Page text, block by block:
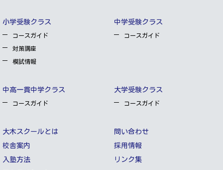
小学受験クラス
コースガイド
対策講座
模試情報
中学受験クラス
コースガイド
中高一貫中学クラス
コースガイド
大学受験クラス
コースガイド
大木スクールとは
校舎案内
入塾方法
問い合わせ
採用情報
リンク集